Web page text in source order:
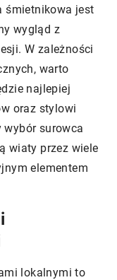
śmietnikowa jest
wygląd z
W zależności
warto
najlepiej
oraz stylowi
wybór surowca
wiaty przez wiele
elementem
lokalnymi to